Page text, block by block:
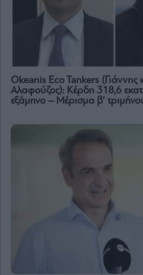
Okeanis Eco Tankers (Γιάννης
Αλαφούζος): Κέρδη 318,6
εξάμηνο – Μέρισμα β’